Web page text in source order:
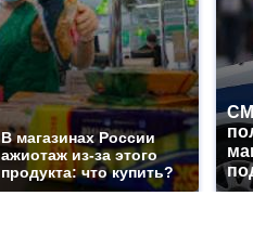
В магазинах России
ажиотаж из-за этого
продукта: что купить?